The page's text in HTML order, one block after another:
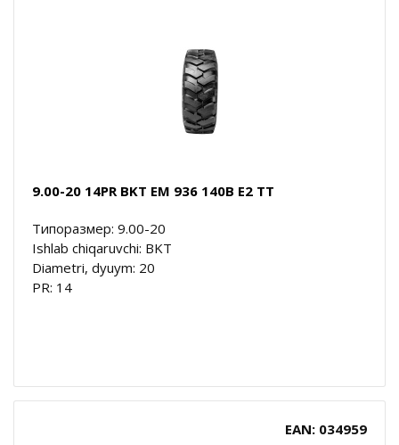
9.00-20 14PR BKT EM 936 140B E2 TT
Типоразмер: 9.00-20
Ishlab chiqaruvchi: BKT
Diametri, dyuym: 20
PR: 14
EAN: 034959